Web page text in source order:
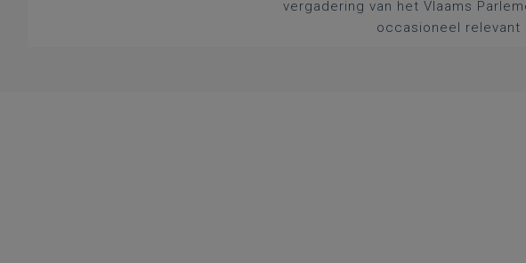
vergadering van het Vlaams
occasioneel relevant